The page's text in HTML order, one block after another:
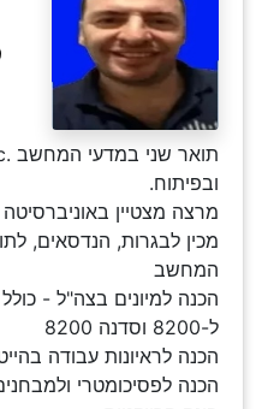
ובפיתוח.
מרצה מצטיין
מכין לבגרות, הנדסאים,
המחשב
הכנה למיונים בצה"ל -
ל-8200 וסדנה 8200
הכנה לראיונות עבודה
הכנה לפסיכומטרי